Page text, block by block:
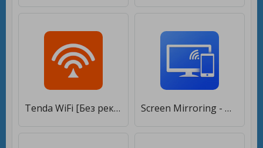
Tenda WiFi [Без рекламы] Screen Mirroring - Miracast for android to TV [Unlocked]